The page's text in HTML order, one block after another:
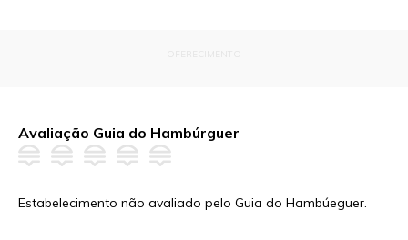
Avaliação Guia do Hambúrguer
Estabelecimento não avaliado pelo Guia do Hambúeguer.